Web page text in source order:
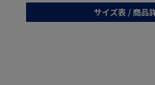
サイズ表 / 商品